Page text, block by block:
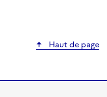
Haut de page